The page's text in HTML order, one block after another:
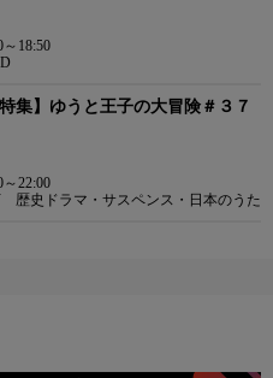
18:50
集】ゆうと王子の大冒険＃３７
22:00
歴史ドラマ・サスペンス・日本のうた